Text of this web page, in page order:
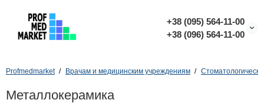
+38 (095) 564-11-00
+38 (096) 564-11-00
Profmedmarket Врачам и медицинским учреждениям
Металлокерамика